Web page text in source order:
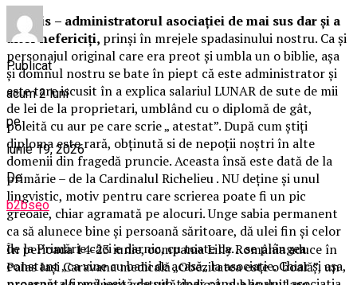
Aramis – administratorul asociației de mai sus dar și a
altor nefericiți, prinși în mrejele spadasinului nostru. Ca și
personajul original care era preot și umbla un o biblie, așa
și domnul nostru se bate în piept că este administrator și
este tare iscusit în a explica salariul LUNAR de sute de mii
de lei de la proprietari, umblând cu o diplomă de gât,
poleită cu aur pe care scrie „ atestat”. După cum știți
diploma este rară, obținută si de nepoții noștri în alte
domenii din fragedă pruncie. Aceasta însă este dată de la
primărie – de la Cardinalul Richelieu . NU deține și unul
lingvistic, motiv pentru care scrierea poate fi un pic
greoaie, chiar agramată pe alocuri. Unge sabia permanent
ca să alunece bine și persoană săritoare, dă ulei fin și celor
de la Primărie căci e darnic, cu toate ca… se plângea
constant „ca vine cu bani de acasă„ la asociație. Chiar și așa,
Publicat
acum 2 luni
pe
iunie 19, 2026
De
b2bseo
În perioada 14-23 iunie, compania Lilly România aduce în
Palas Iași Caravana medicală „Obezitatea este o boală”, un